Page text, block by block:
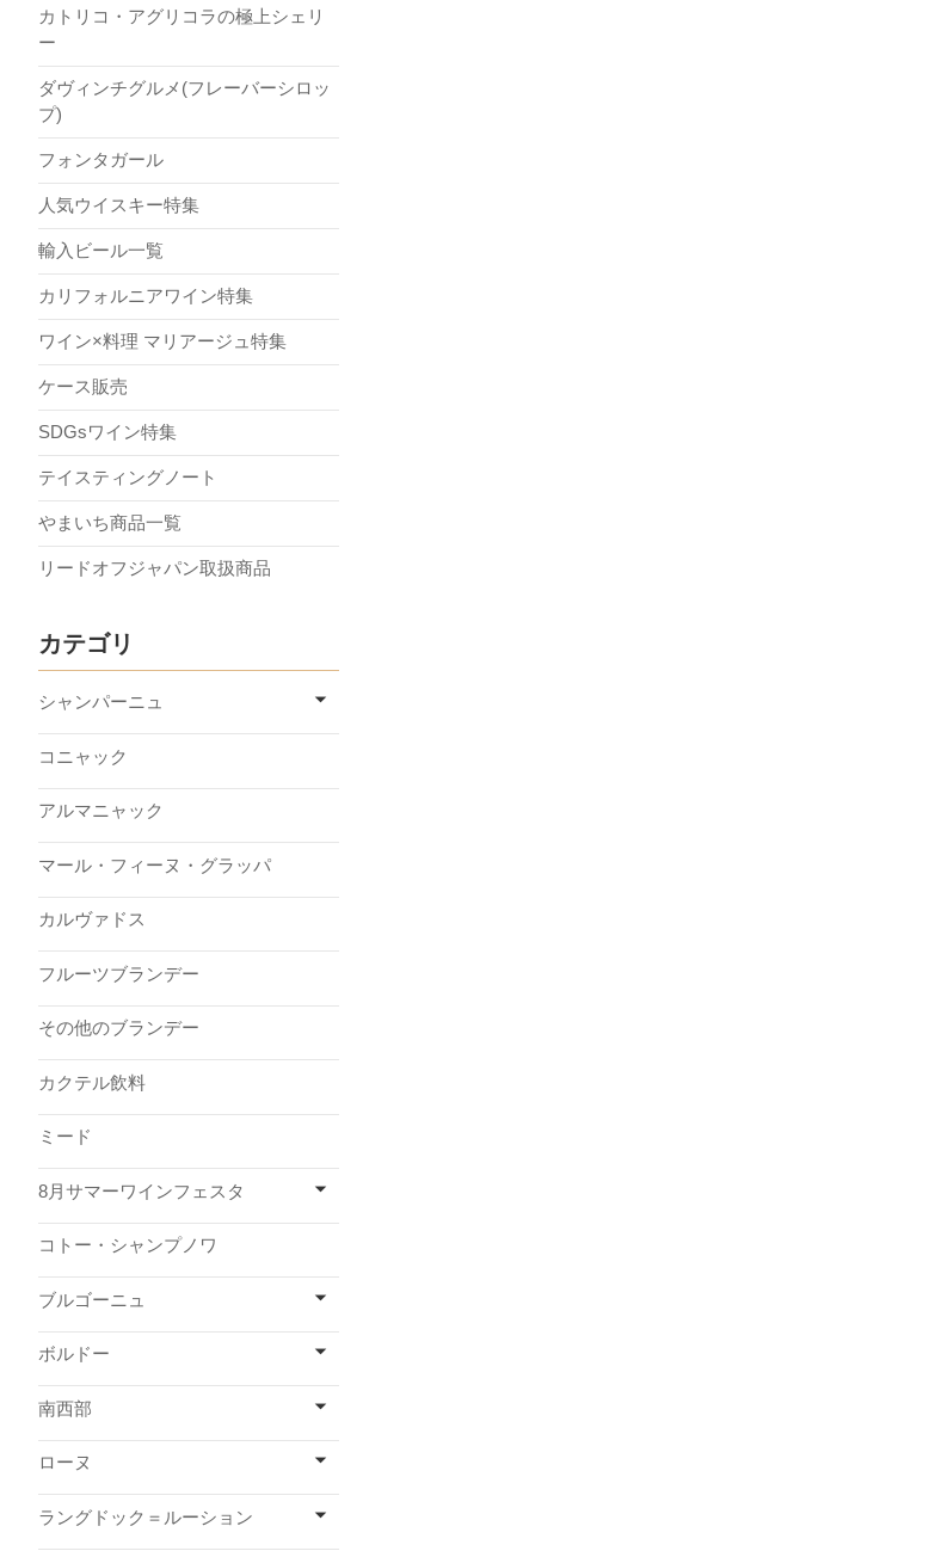
カトリコ・アグリコラの極上シェリ
ー
ダヴィンチグルメ(フレーバーシロッ
プ)
フォンタガール
人気ウイスキー特集
輸入ビール一覧
カリフォルニアワイン特集
ワイン×料理 マリアージュ特集
ケース販売
SDGsワイン特集
テイスティングノート
やまいち商品一覧
リードオフジャパン取扱商品
カテゴリ
シャンパーニュ
コニャック
アルマニャック
マール・フィーヌ・グラッパ
カルヴァドス
フルーツブランデー
その他のブランデー
カクテル飲料
ミード
8月サマーワインフェスタ
コトー・シャンプノワ
ブルゴーニュ
ボルドー
南西部
ローヌ
ラングドック＝ルーション